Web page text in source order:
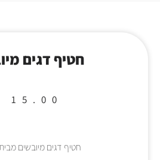
חטיף דגים
15.00
חטיף דגים מיובשים